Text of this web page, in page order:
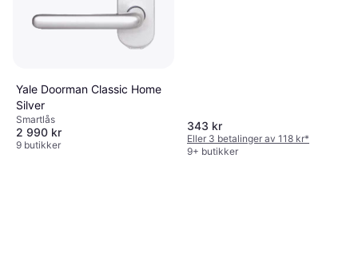
Yale Doorman Classic Home
Silver
Smartlås
2 990 kr
9 butikker
343 kr
Eller 3 betalinger av 118 kr*
9+ butikker